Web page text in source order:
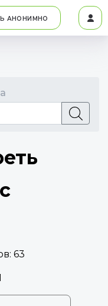
АНОНИМНО
63